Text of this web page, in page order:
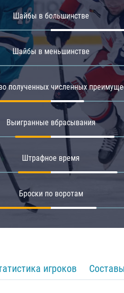
Юлаев
Шайбы в большинстве
Шайбы в меньшинстве
полученных численных
Выигранные вбрасывания
Штрафное время
Броски по воротам
игроков Составы